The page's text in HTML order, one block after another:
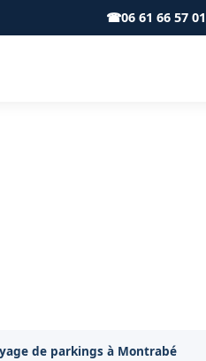
☎06 61 66 57 01
de parkings à Montrabé